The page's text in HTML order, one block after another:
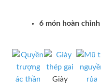
6 món hoàn chỉnh
Giày